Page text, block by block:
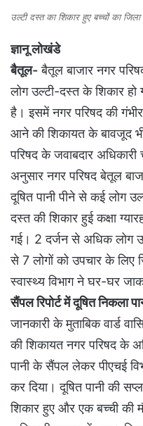
उल्टी दस्त का शिकार हुए बच्चों का
ज्ञानू लोखंडे
बैतूल-बैतूल बाजार नगर
लोग उल्टी-दस्त के शिकार
है। इसमें नगर परिषद की
आने की शिकायत के बावजूद भी
परिषद के जवाबदार
अनुसार नगर परिषद बेतूल
दूषित पानी पीने से कई लोग
दस्त की शिकार हुई कक्षा
गई। 2 दर्जन से अधिक लोग
से 7 लोगों को उपचार के लिए
स्वास्थ्य विभाग ने घर-घर
सैंपल रिपोर्ट में दूषित निकला
जानकारी के मुताबिक वार्ड
की शिकायत नगर परिषद के
पानी के सैंपल लेकर पीएचई
कर दिया। दूषित पानी की
शिकार हुए और एक बच्ची की